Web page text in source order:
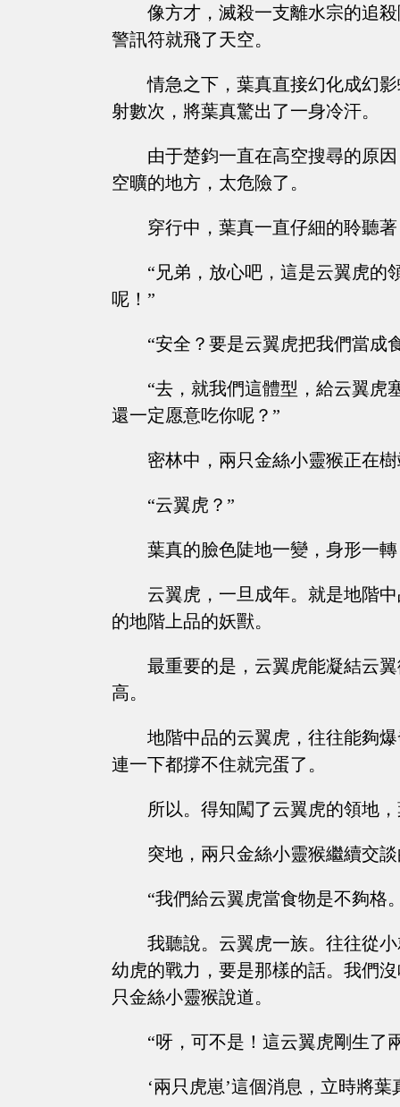
像方才，滅殺一支離水宗的追
警訊符就飛了天空。
情急之下，葉真直接幻化成幻
射數次，將葉真驚出了一身冷汗。
由于楚鈞一直在高空搜尋的原
空曠的地方，太危險了。
穿行中，葉真一直仔細的聆聽
“兄弟，放心吧，這是云翼虎的
呢！”
“安全？要是云翼虎把我們當成
“去，就我們這體型，給云翼虎
還一定愿意吃你呢？”
密林中，兩只金絲小靈猴正在
“云翼虎？”
葉真的臉色陡地一變，身形一
云翼虎，一旦成年。就是地階
的地階上品的妖獸。
最重要的是，云翼虎能凝結云
高。
地階中品的云翼虎，往往能夠
連一下都撐不住就完蛋了。
所以。得知闖了云翼虎的領地
突地，兩只金絲小靈猴繼續交
“我們給云翼虎當食物是不夠格
我聽說。云翼虎一族。往往從
幼虎的戰力，要是那樣的話。我們
只金絲小靈猴說道。
“呀，可不是！這云翼虎剛生了
‘兩只虎崽’這個消息，立時將